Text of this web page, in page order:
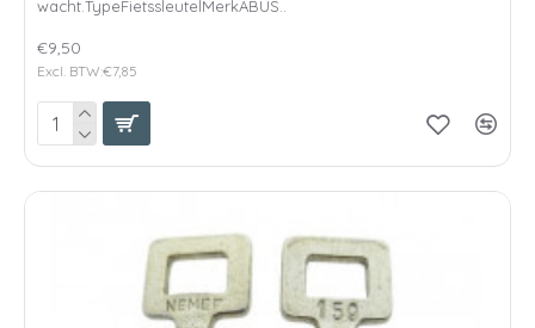
wacht.TypeFietssleutelMerkABUS..
€9,50
Excl. BTW:€7,85